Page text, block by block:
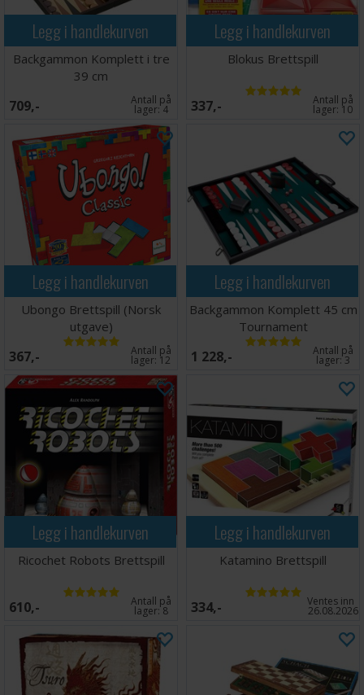
Legg i handlekurven
Backgammon Komplett i tre
39 cm
709,- Antall på
lager:4
Legg i handlekurven
Blokus Brettspill
337,- Antall på
lager: 10
Legg i handlekurven
Ubongo Brettspill (Norsk
utgave)
367,- Antall på
lager: 12
Legg i handlekurven
Backgammon Komplett 45 cm
Tournament
1 228,- Antall på
lager:3
Legg i handlekurven
Ricochet Robots Brettspill
610,- Antall på
lager:8
Legg i handlekurven
Katamino Brettspill
334,- Ventes inn
26.08.2026